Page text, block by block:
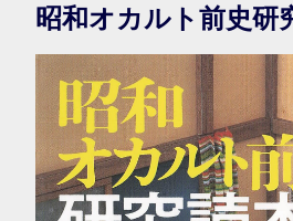
昭和オカルト前史研